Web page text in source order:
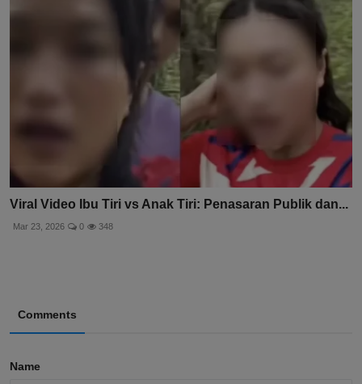
Viral Video Ibu Tiri vs Anak Tiri: Penasaran Publik dan...
Mar 23, 2026 0 348
Comments
Name